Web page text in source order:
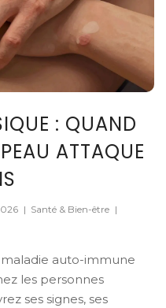
: QUAND
ATTAQUE
| Santé & Bien-être |
auto-immune
les personnes
ses signes, ses